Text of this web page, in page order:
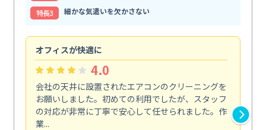
特⻑3
細かな気遣いを欠かさない
オフィスが快適に
4.0
会社の天井に設置されたエアコンのクリーニングを
お願いしました。初めての利用でしたが、スタッフ
の対応が非常に丁寧で安心して任せられました。作
業...